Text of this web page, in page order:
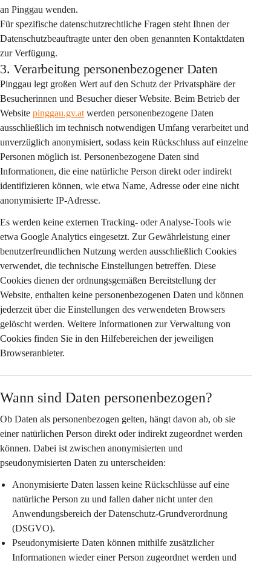
an Pinggau wenden.
Für spezifische datenschutzrechtliche Fragen steht Ihnen der
Datenschutzbeauftragte unter den oben genannten Kontaktdaten
zur Verfügung.
3. Verarbeitung personenbezogener Daten
Pinggau legt großen Wert auf den Schutz der Privatsphäre der
Besucherinnen und Besucher dieser Website. Beim Betrieb der
Website pinggau.gv.at werden personenbezogene Daten
ausschließlich im technisch notwendigen Umfang verarbeitet und
unverzüglich anonymisiert, sodass kein Rückschluss auf einzelne
Personen möglich ist. Personenbezogene Daten sind
Informationen, die eine natürliche Person direkt oder indirekt
identifizieren können, wie etwa Name, Adresse oder eine nicht
anonymisierte IP-Adresse.
Es werden keine externen Tracking- oder Analyse-Tools wie
etwa Google Analytics eingesetzt. Zur Gewährleistung einer
benutzerfreundlichen Nutzung werden ausschließlich Cookies
verwendet, die technische Einstellungen betreffen. Diese
Cookies dienen der ordnungsgemäßen Bereitstellung der
Website, enthalten keine personenbezogenen Daten und können
jederzeit über die Einstellungen des verwendeten Browsers
gelöscht werden. Weitere Informationen zur Verwaltung von
Cookies finden Sie in den Hilfebereichen der jeweiligen
Browseranbieter.
Wann sind Daten personenbezogen?
Ob Daten als personenbezogen gelten, hängt davon ab, ob sie
einer natürlichen Person direkt oder indirekt zugeordnet werden
können. Dabei ist zwischen anonymisierten und
pseudonymisierten Daten zu unterscheiden:
Anonymisierte Daten lassen keine Rückschlüsse auf eine
natürliche Person zu und fallen daher nicht unter den
Anwendungsbereich der Datenschutz-Grundverordnung
(DSGVO).
Pseudonymisierte Daten können mithilfe zusätzlicher
Informationen wieder einer Person zugeordnet werden und